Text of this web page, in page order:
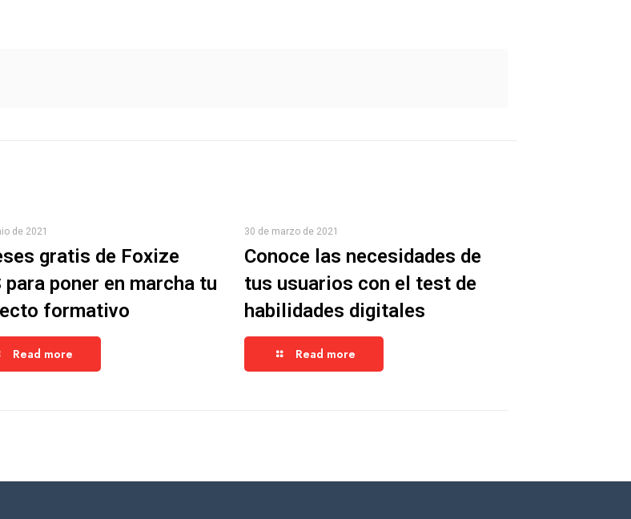
de 2021
gratis de Foxize
para poner en marcha tu
formativo
Read more
30 de marzo de 2021
Conoce las necesidades de
tus usuarios con el test de
habilidades digitales
Read more